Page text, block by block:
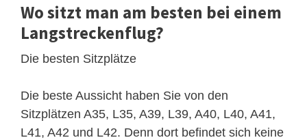
Wo sitzt man am besten bei einem
Langstreckenflug?
Die besten Sitzplätze
Die beste Aussicht haben Sie von den
Sitzplätzen A35, L35, A39, L39, A40, L40, A41,
L41, A42 und L42. Denn dort befindet sich keine